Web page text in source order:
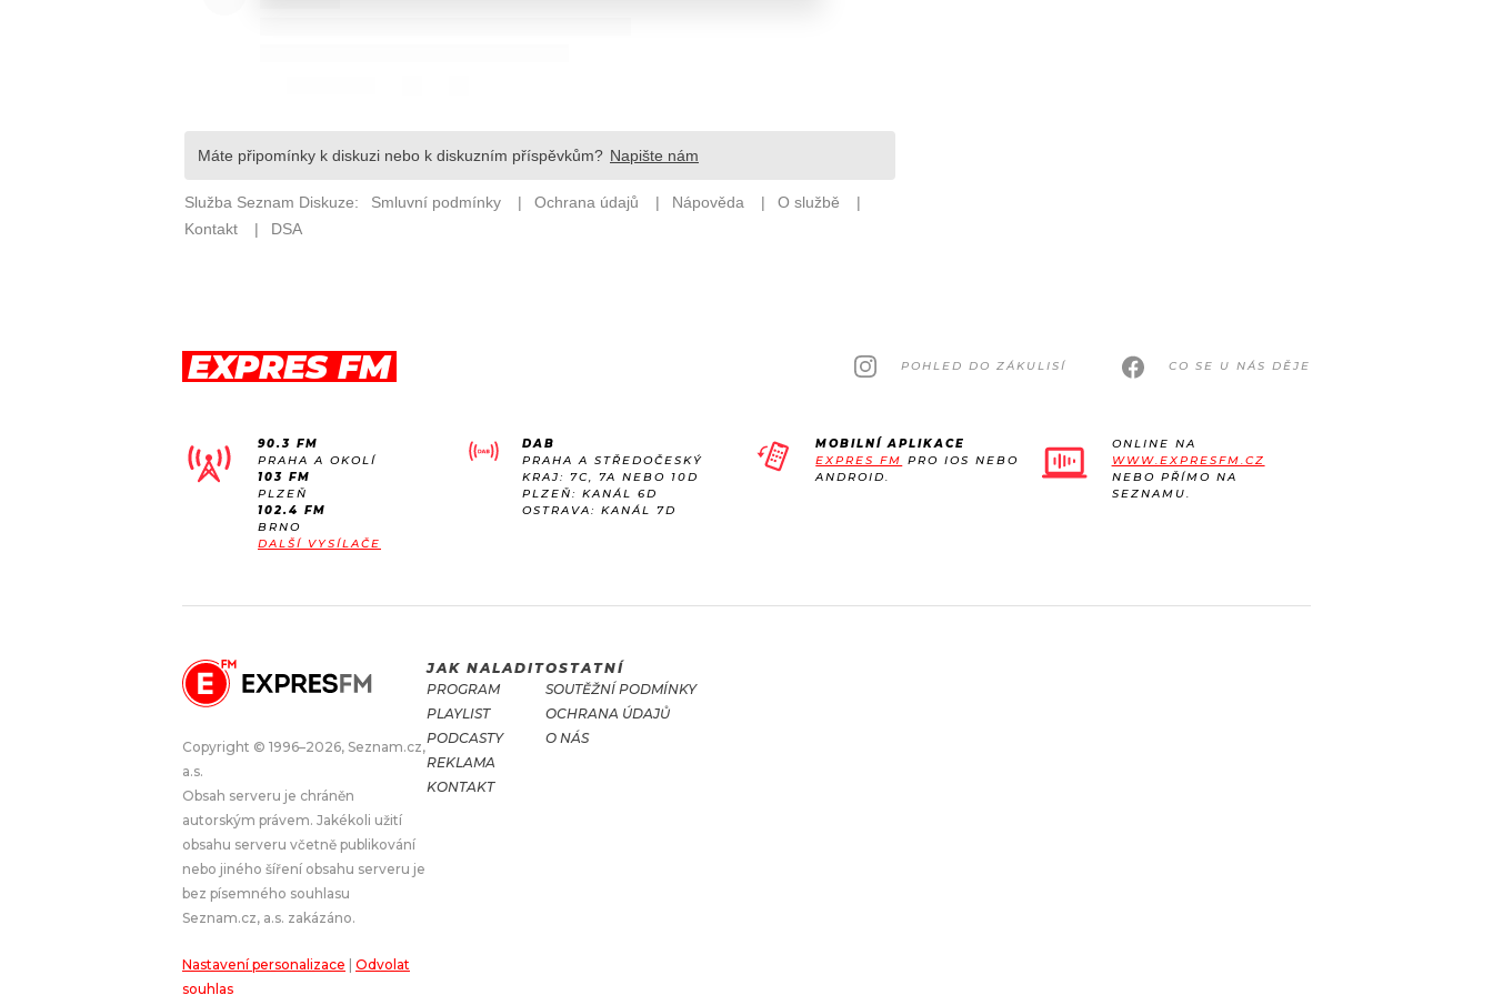
EXPRES FM POHLED DO ZÁKULISÍ CO SE U NÁS DĚJE
90.3 FM
PRAHA A OKOLÍ
103 FM
PLZEŇ
102.4 FM
BRNO
DALŠÍ VYSÍLAČE
DAB
PRAHA A STŘEDOČESKÝ
KRAJ: 7C, 7A NEBO 10D
PLZEŇ: KANÁL 6D
OSTRAVA: KANÁL 7D
MOBILNÍ APLIKACE
EXPRES FM PRO IOS NEBO
ANDROID.
ONLINE NA
WWW.EXPRESFM.CZ
NEBO PŘÍMO NA
SEZNAMU.
Copyright © 1996–2026, Seznam.cz,
a.s.
Obsah serveru je chráněn
autorským právem. Jakékoli užití
obsahu serveru včetně publikování
nebo jiného šíření obsahu serveru je
bez písemného souhlasu
Seznam.cz, a.s. zakázáno.
Nastavení personalizace
Odvolat
souhlas
JAK NALADIT
PROGRAM
PLAYLIST
PODCASTY
REKLAMA
KONTAKT
OSTATNÍ
SOUTĚŽNÍ PODMÍNKY
OCHRANA ÚDAJŮ
O NÁS